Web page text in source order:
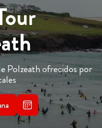
Polzeath ofrecidos por